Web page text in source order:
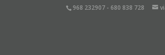
968 232907 - ⁠⁠⁠680 838 728